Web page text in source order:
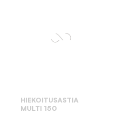
HIEKOITUSASTIA
MULTI 150